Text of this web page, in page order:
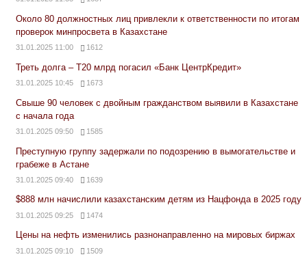
Около 80 должностных лиц привлекли к ответственности по итогам
проверок минпросвета в Казахстане
31.01.2025 11:00 1612
Треть долга – Т20 млрд погасил «Банк ЦентрКредит»
31.01.2025 10:45 1673
Свыше 90 человек с двойным гражданством выявили в Казахстане
с начала года
31.01.2025 09:50 1585
Преступную группу задержали по подозрению в вымогательстве и
грабеже в Астане
31.01.2025 09:40 1639
$888 млн начислили казахстанским детям из Нацфонда в 2025 году
31.01.2025 09:25 1474
Цены на нефть изменились разнонаправленно на мировых биржах
31.01.2025 09:10 1509